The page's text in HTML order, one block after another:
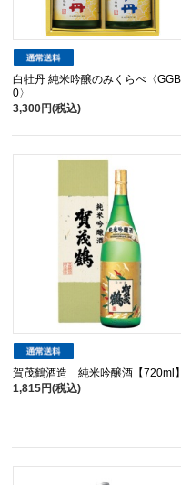
白牡丹 純米吟醸のみくらべ〈
0〉
3,300円(税込)
賀茂鶴酒造 純米吟醸酒【720ml】
1,815円(税込)